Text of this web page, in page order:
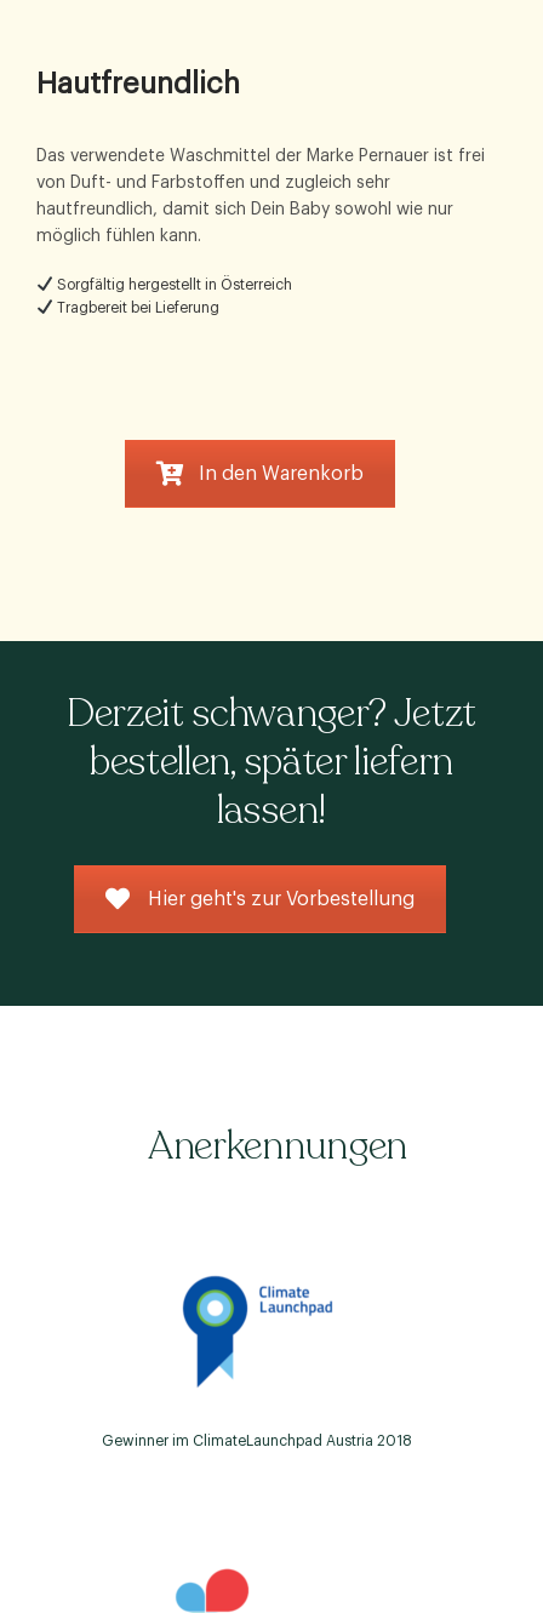
Hautfreundlich
Das verwendete Waschmittel der Marke Pernauer ist frei
von Duft- und Farbstoffen und zugleich sehr
hautfreundlich, damit sich Dein Baby sowohl wie nur
möglich fühlen kann.
Sorgfältig hergestellt in Österreich
Tragbereit bei Lieferung
In den Warenkorb
Derzeit schwanger? Jetzt
bestellen, später liefern
lassen!
Hier geht's zur Vorbestellung
Anerkennungen
Gewinner im ClimateLaunchpad Austria 2018